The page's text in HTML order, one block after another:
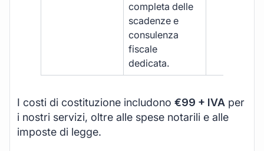
completa delle
scadenze e
consulenza
fiscale
dedicata.
I costi di costituzione includono €99 + IVA per
i nostri servizi, oltre alle spese notarili e alle
imposte di legge.